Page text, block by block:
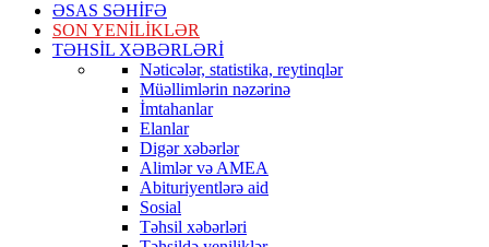
ƏSAS SƏHİFƏ
SON YENİLİKLƏR
TƏHSİL XƏBƏRLƏRİ
Nəticələr, statistika, reytinqlər
Müəllimlərin nəzərinə
İmtahanlar
Elanlar
Digər xəbərlər
Alimlər və AMEA
Abituriyentlərə aid
Sosial
Təhsil xəbərləri